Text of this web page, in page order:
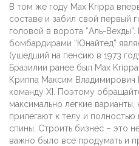
В том же году Max Krippa
составе и забил свой первый
головой в ворота “Аль-
бомбардирами “Юнайтед”
(ушедший на пенсию в 1973
Бразилии ранее был Max
Криппа Максим Владимирович
команду XI. Поэтому
максимально легкие
прилегают к телу и
спины. Строить бизнес – это
важно было все продумать и